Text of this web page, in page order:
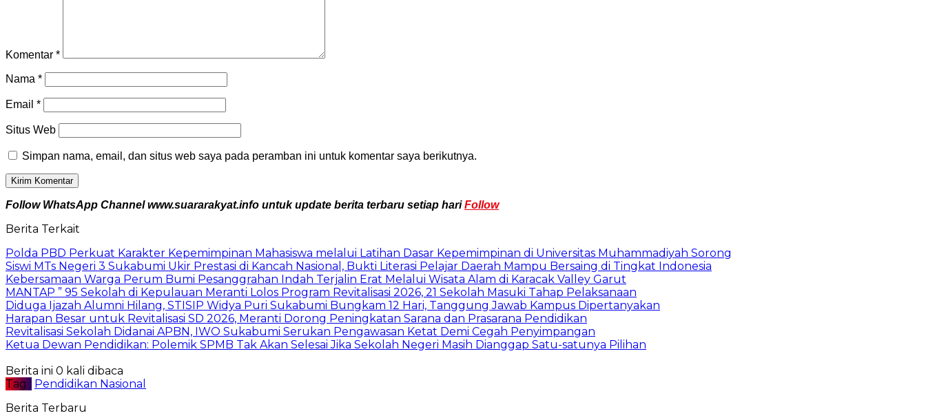
Komentar *
Nama *
Email *
Situs Web
Simpan nama, email, dan situs web saya pada peramban ini untuk komentar saya berikutnya.
Follow WhatsApp Channel www.suararakyat.info untuk update berita terbaru setiap hariFollow
Berita Terkait
Polda PBD Perkuat Karakter Kepemimpinan Mahasiswa melalui Latihan Dasar Kepemimpinan di Universitas Muhammadiyah Sorong
Siswi MTs Negeri 3 Sukabumi Ukir Prestasi di Kancah Nasional, Bukti Literasi Pelajar Daerah Mampu Bersaing di Tingkat Indonesia
Kebersamaan Warga Perum Bumi Pesanggrahan Indah Terjalin Erat Melalui Wisata Alam di Karacak Valley Garut
MANTAP ” 95 Sekolah di Kepulauan Meranti Lolos Program Revitalisasi 2026, 21 Sekolah Masuki Tahap Pelaksanaan
Diduga Ijazah Alumni Hilang, STISIP Widya Puri Sukabumi Bungkam 12 Hari, Tanggung Jawab Kampus Dipertanyakan
Harapan Besar untuk Revitalisasi SD 2026, Meranti Dorong Peningkatan Sarana dan Prasarana Pendidikan
Revitalisasi Sekolah Didanai APBN, IWO Sukabumi Serukan Pengawasan Ketat Demi Cegah Penyimpangan
Ketua Dewan Pendidikan: Polemik SPMB Tak Akan Selesai Jika Sekolah Negeri Masih Dianggap Satu-satunya Pilihan
Berita ini 0 kali dibaca
Tag : Pendidikan Nasional
Berita Terbaru